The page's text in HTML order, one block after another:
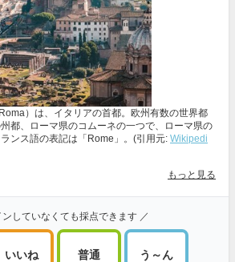
）は、イタリアの首都。欧州有数の世界都
都、ローマ県のコムーネの一つで、ローマ県の
ンス語の表記は「Rome」。(引用元: Wikipedi
もっと見る
ンしていなくても採点できます ／
いいね 普通 う～ん